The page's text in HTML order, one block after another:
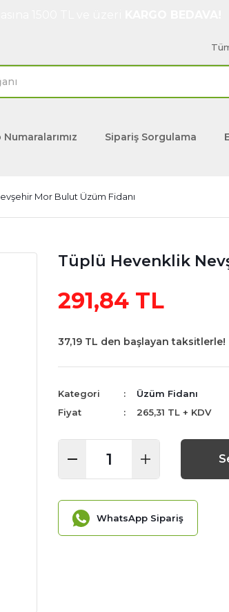
Sipariş Sorgulama
Mor Bulut Üzüm Fidanı
Tüplü Hevenklik
291,84 TL
37,19 TL den başlayan taksitlerle!
Kategori
Üzüm Fidanı
Fiyat
265,31 TL + KDV
WhatsApp Sipariş